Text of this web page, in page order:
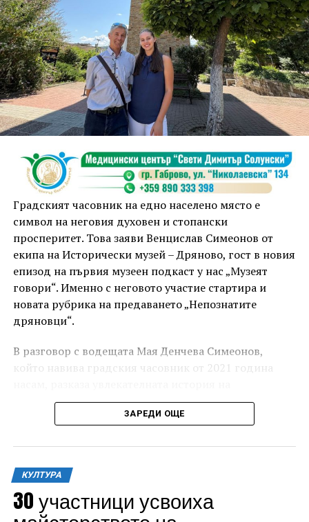
По думите ѝ мостът, построен от Първомайстора
през 1861 г. свързва двата града, обединени от
общи ценности, доверие и желание да градят
заедно. „Днес показваме модел, който дава шанс на
истинското партньорство. Във време, когато сякаш е
модерно да се разделяме, ние показваме, че два
значими за културата, индустрията и обществените
инициативи български града могат да вървят
заедно“, коментира тя.
ресурси. То ще предостави възможност на
развитие, привличане на хора и инвестиции“,
допълни още Христова.
че партньорството между Габрово и Велико
Търново има своите здрави основи, изграждани
през годините чрез съвместни проекти и
Градският часовник на едно населено място е
символ на неговия духовен и стопански
просперитет. Това заяви Венцислав Симеонов от
екипа на Исторически музей – Дряново, гост в новия
епизод на първия музеен подкаст у нас „Музеят
говори“. Именно с неговото участие стартира и
новата рубрика на предаването „Непознатите
дряновци“.
В разговор с водещата Мая Денчева Симеонов,
който навива градския часовник от 2021 година
часовниковия механизъм и на часовниковата кула в
града, от появата им през Възраждането, през
ЗАРЕДИ ОЩЕ
КУЛТУРА
30 участници усвоиха